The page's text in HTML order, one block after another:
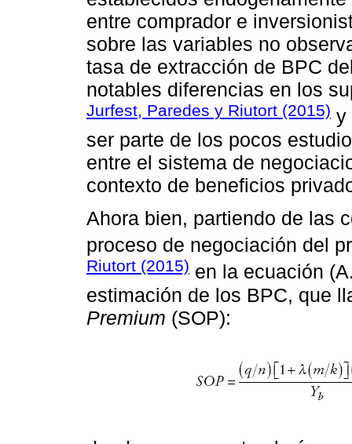
entre comprador e
sobre las variables no
tasa de extracción de BPC
notables diferencias en los
Jurfest, Paredes y Riutort (2015) y
ser parte de los pocos
entre el sistema de
contexto de beneficios
Ahora bien, partiendo de las
proceso de negociación del
Riutort (2015) en la ecuación
estimación de los BPC, que
Premium (SOP):